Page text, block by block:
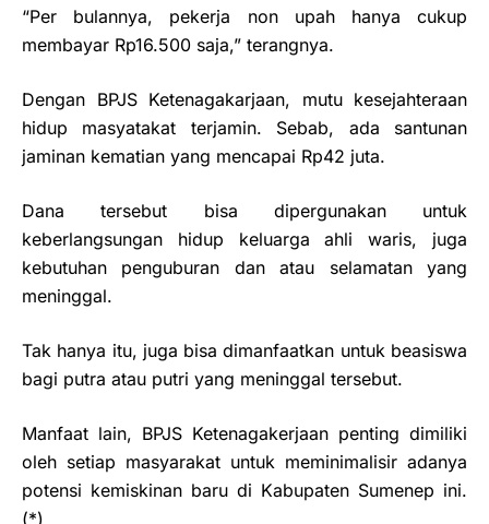
“Per bulannya, pekerja non upah hanya cukup
membayar Rp16.500 saja,” terangnya.
Dengan BPJS Ketenagakarjaan, mutu kesejahteraan
hidup masyatakat terjamin. Sebab, ada santunan
jaminan kematian yang mencapai Rp42 juta.
Dana tersebut bisa dipergunakan untuk
keberlangsungan hidup keluarga ahli waris, juga
kebutuhan penguburan dan atau selamatan yang
meninggal.
Tak hanya itu, juga bisa dimanfaatkan untuk beasiswa
bagi putra atau putri yang meninggal tersebut.
Manfaat lain, BPJS Ketenagakerjaan penting dimiliki
oleh setiap masyarakat untuk meminimalisir adanya
potensi kemiskinan baru di Kabupaten Sumenep ini.
(*)